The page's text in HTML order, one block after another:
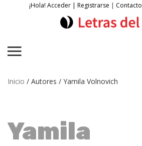
¡Hola! Acceder | Registrarse | Contacto
Inicio / Autores / Yamila Volnovich
Yamila